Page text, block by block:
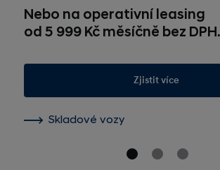
Nebo na operativní leasing
od 5 999 Kč měsíčně bez DPH.
Zjistit více
Skladové vozy